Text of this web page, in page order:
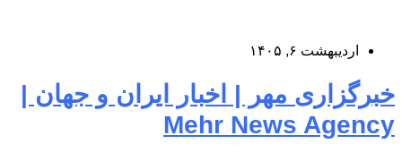
اردیبهشت ۶, ۱۴۰۵
خبرگزاری مهر | اخبار ایران و جهان |
Mehr News Agency